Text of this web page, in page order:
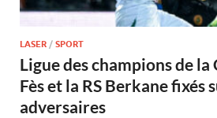
LASER / SPORT
Ligue des champions de la
Fès et la RS Berkane fixés
adversaires